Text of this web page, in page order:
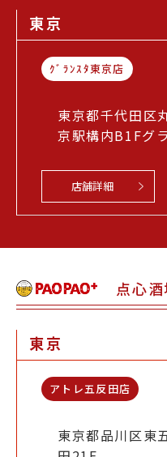
東京
ｸﾞﾗﾝｽﾀ東京店
東京都千代田区
京駅構内B1Fグ
店舗詳細
点心
東京
アトレ五反田店
東京都品川区東